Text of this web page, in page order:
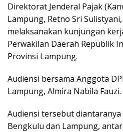
Direktorat Jenderal Pajak
Lampung, Retno Sri
melaksanakan kunjungan
Perwakilan Daerah Republik
Provinsi Lampung.
Audiensi bersama Anggota
Lampung, Almira Nabila Fauzi.
Audiensi tersebut diantaranya
Bengkulu dan Lampung,